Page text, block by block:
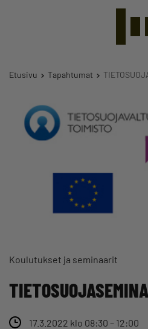
Etusivu Tapahtumat
Koulutukset ja seminaarit
17.3.2022 klo 08:30 – 12:00